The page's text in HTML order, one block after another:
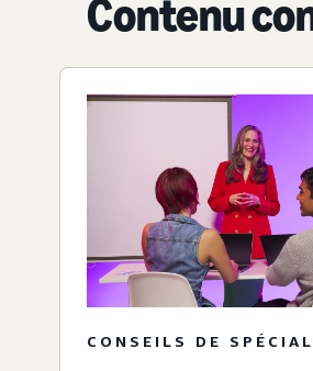
Contenu
CONSEILS DE